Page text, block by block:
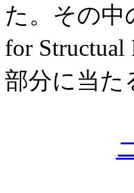
た。その中
for
部分に当た